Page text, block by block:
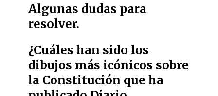
Algunas dudas para
resolver.
¿Cuáles han sido los
dibujos más icónicos sobre
la Constitución que ha